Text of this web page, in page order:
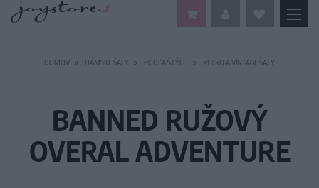
DOMOV DÁMSKE ŠATY PODĽA ŠTÝLU RETRO A VINTAGE ŠATY
BANNED RUŽOVÝ
OVERAL ADVENTURE